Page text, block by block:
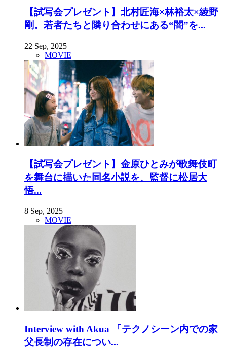
【試写会プレゼント】北村匠海×林裕太×綾野
剛。若者たちと隣り合わせにある“闇”を...
22 Sep, 2025
MOVIE
【試写会プレゼント】金原ひとみが歌舞伎町
を舞台に描いた同名小説を、監督に松居大
悟...
8 Sep, 2025
MOVIE
Interview with Akua 「テクノシーン内での家
父長制の存在につい...